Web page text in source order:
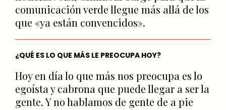
comunicación verde llegue más allá de los
que «ya están convencidos».
¿QUÉ ES LO QUE MÁS LE PREOCUPA HOY?
Hoy en día lo que más nos preocupa es lo
egoísta y cabrona que puede llegar a ser la
gente. Y no hablamos de gente de a pie